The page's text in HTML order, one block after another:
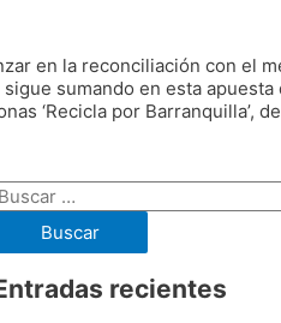
en la reconciliación con el
sumando en esta
‘Recicla por Barranquilla’,
Buscar:
recientes